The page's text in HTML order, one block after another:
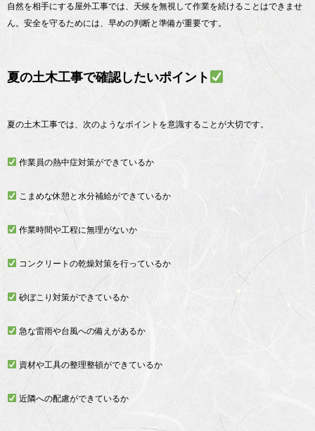
自然を相手にする屋外工事では、天候を無視して作業を続けることはできませ
ん。安全を守るためには、早めの判断と準備が重要です。
夏の土木工事で確認したいポイント
夏の土木工事では、次のようなポイントを意識することが大切です。
作業員の熱中症対策ができているか
こまめな休憩と水分補給ができているか
作業時間や工程に無理がないか
コンクリートの乾燥対策を行っているか
砂ぼこり対策ができているか
急な雷雨や台風への備えがあるか
資材や工具の整理整頓ができているか
近隣への配慮ができているか